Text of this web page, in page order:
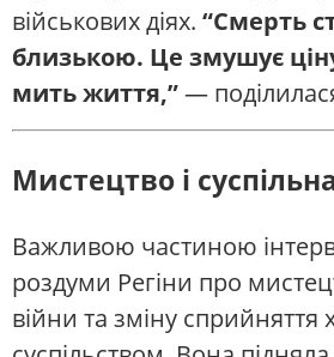
військових діях. “Смерть
близькою. Це змушує
мить життя,”—
Мистецтво і
Важливою частиною
роздуми Регіни про
війни та зміну сприйняття